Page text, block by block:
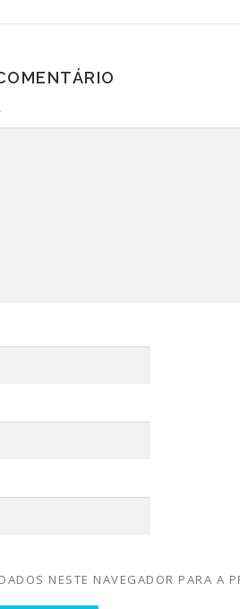
NESTE NAVEGADOR PARA A